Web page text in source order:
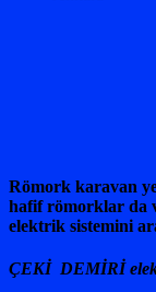
Römork karavan
hafif römorklar da
elektrik sistemini
ÇEKİ DEMİRİ